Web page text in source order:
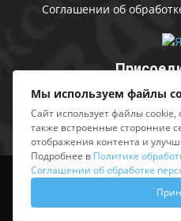
Соглашении об
Выходные
© АМУ «Редакция газеты
Мы используем файлы
Сайт использует файлы cookie,
также встроенные сторонние
отображения контента и
Подробнее в Политике
Соглашении об обработке